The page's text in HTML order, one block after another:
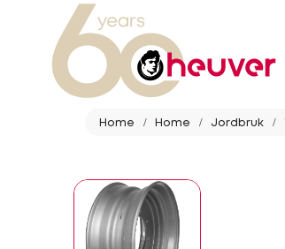
Home Home Jordbruk